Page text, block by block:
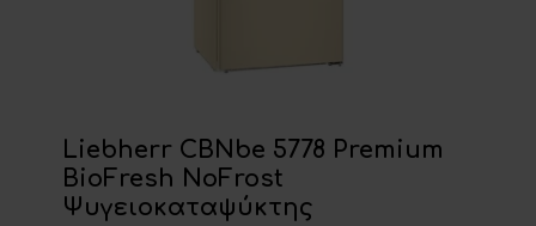
Liebherr CBNbe 5778 Premium
BioFresh NoFrost
Ψυγειοκαταψύκτης